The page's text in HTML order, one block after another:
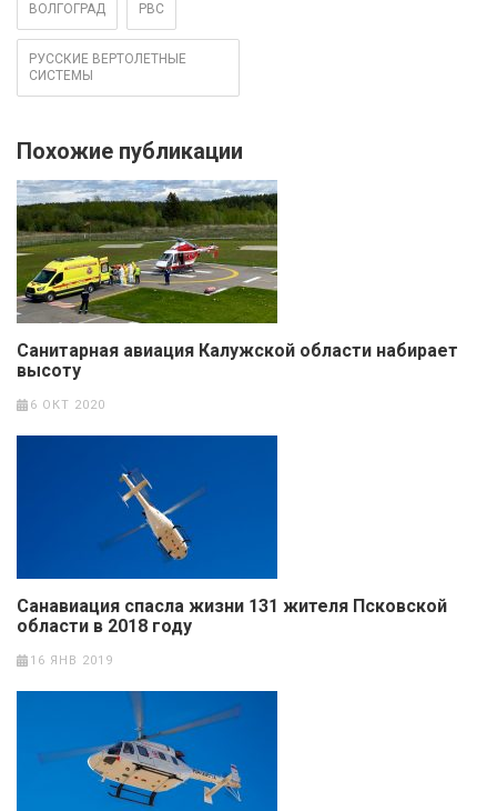
ВОЛГОГРАД РВС
РУССКИЕ ВЕРТОЛЕТНЫЕ
СИСТЕМЫ
Похожие публикации
Санитарная авиация Калужской области набирает
высоту
6 ОКТ 2020
Санавиация спасла жизни 131 жителя Псковской
области в 2018 году
16 ЯНВ 2019